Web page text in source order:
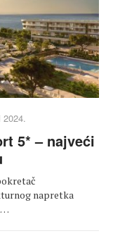
2024.
5* – najveći
napretka